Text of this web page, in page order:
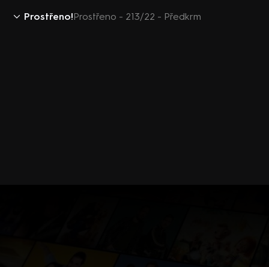
Prostřeno!Prostřeno - 213/22 - Předkrm